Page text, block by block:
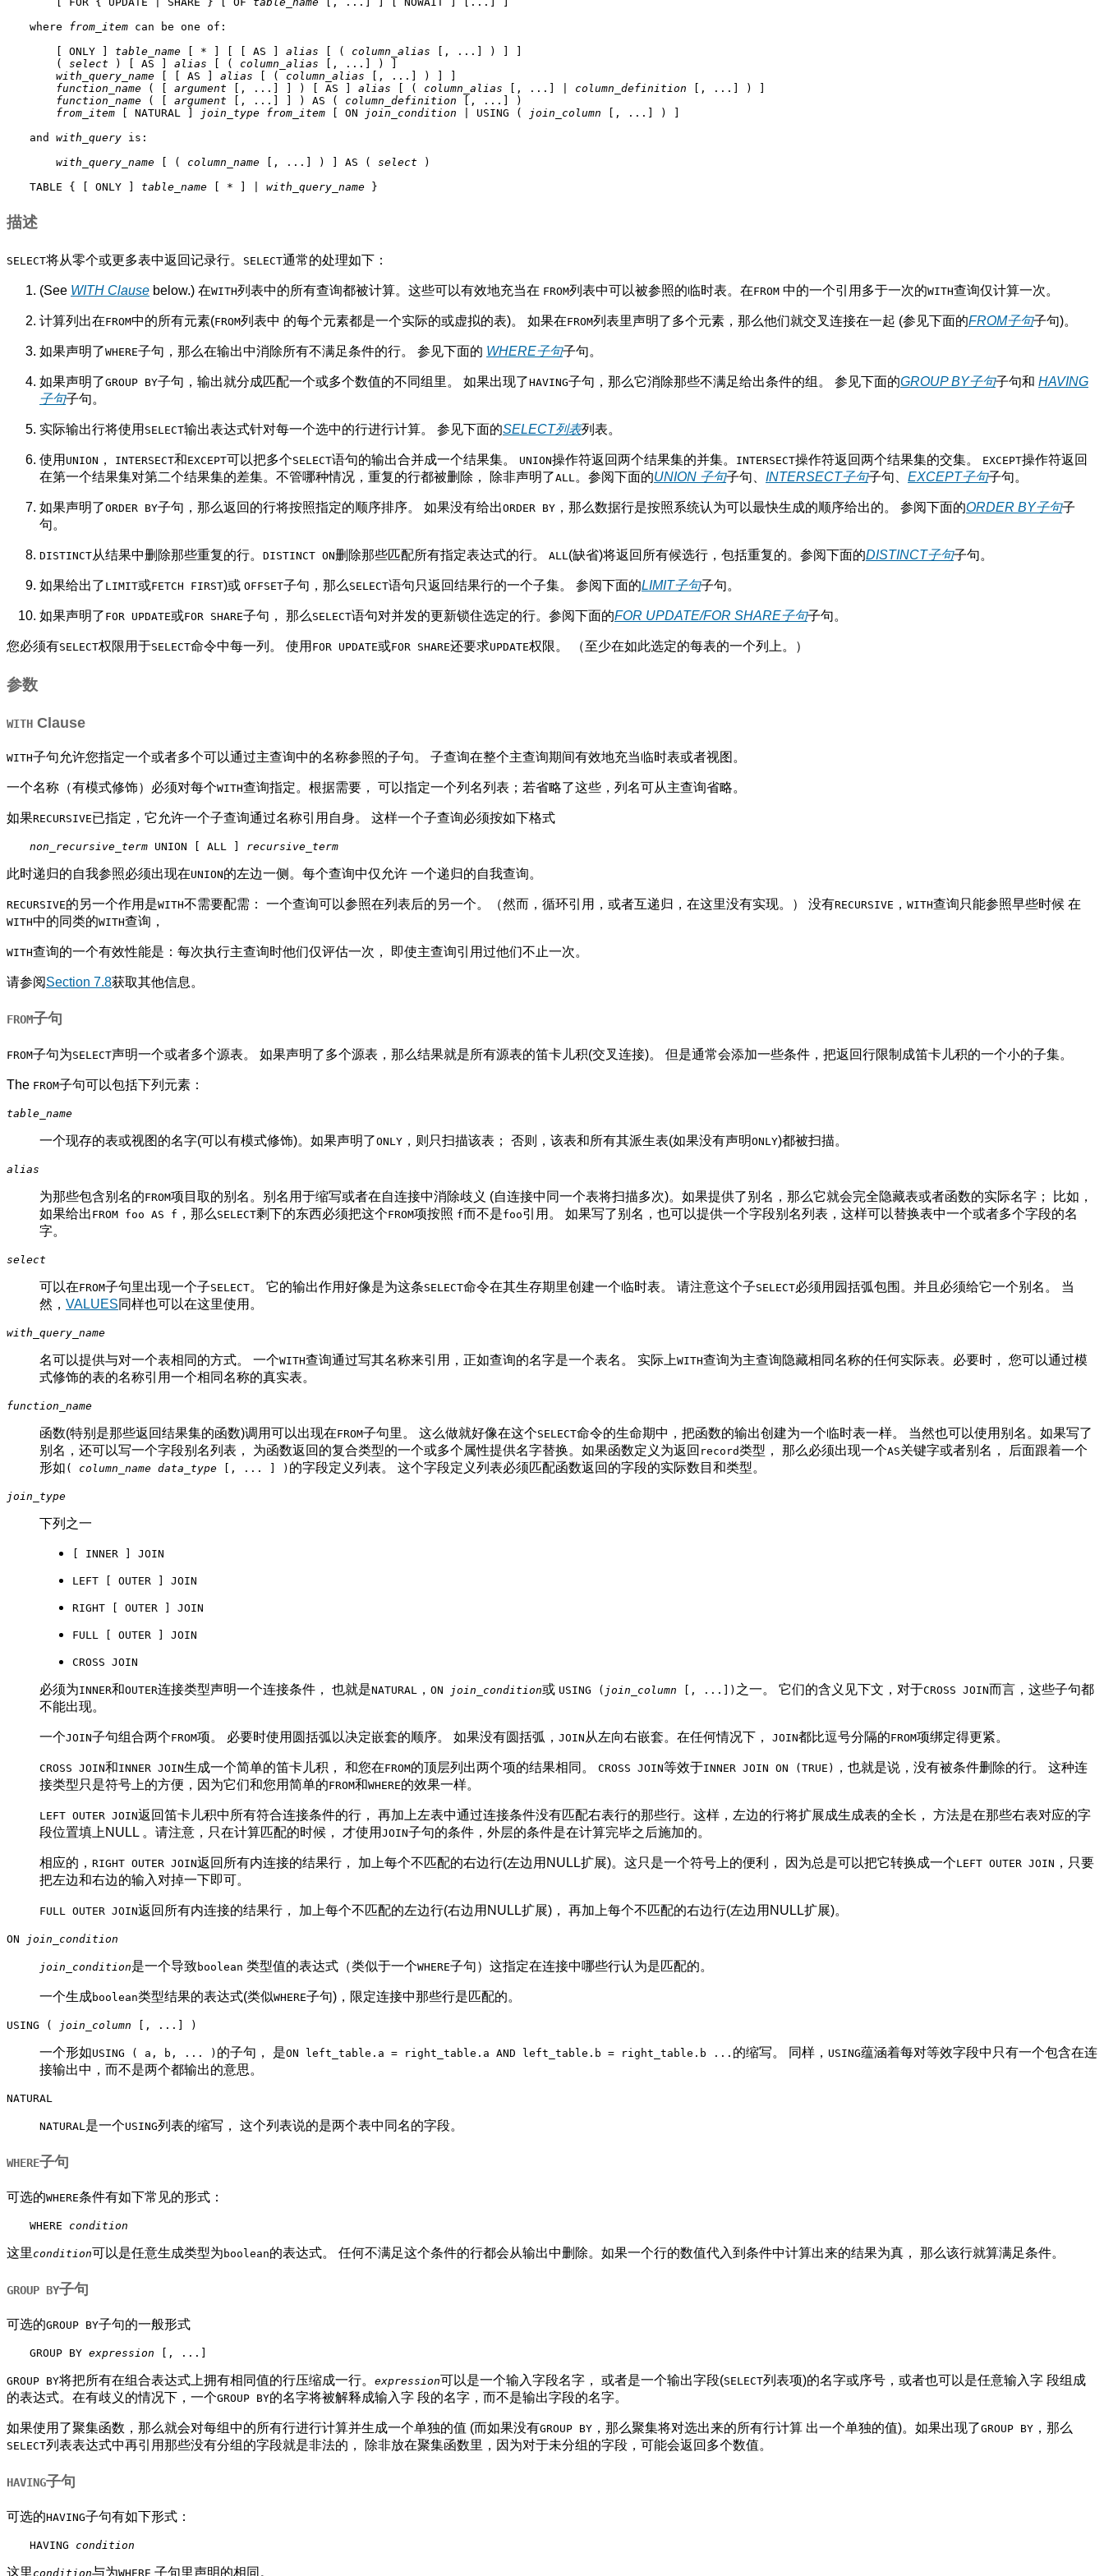
where from_item can be one of:
    [ ONLY ]
table_name [ * ] [ [ AS ] alias [ ( column_alias [, ...] ) ] ]
    (
select ) [ AS ] alias [ ( column_alias [, ...] ) ]
with_query_name [ [ AS ] alias [ ( column_alias [, ...] ) ] ]
function_name ( [ argument [, ...] ] ) [ AS ] alias [ ( column_alias [, ...] | column_definition [, ...] ) ]
function_name ( [ argument [, ...] ] ) AS ( column_definition [, ...] )
from_item [ NATURAL ] join_type from_item [ ON join_condition | USING ( join_column [, ...] ) ]
and with_query is:
with_query_name [ ( column_name [, ...] ) ] AS ( select )
TABLE { [ ONLY ] table_name [ * ] | with_query_name }
描述
SELECT将从零个或更多表中返回记录行。 SELECT通常的处理如下：
(See WITH Clause below.) 在WITH列表中的所有查询都被计算。这些可以有效地充当在 FROM列表中可以被参照的临时表。在FROM 中的一个引用多于一次的WITH查询仅计算一次。
计算列出在FROM中的所有元素(FROM列表中 的每个元素都是一个实际的或虚拟的表)。 如果在FROM列表里声明了多个元素，那么他们就交叉连接在一起 (参见下面的FROM子句子句)。
如果声明了WHERE子句，那么在输出中消除所有不满足条件的行。 参见下面的 WHERE子句子句。
如果声明了GROUP BY子句，输出就分成匹配一个或多个数值的不同组里。 如果出现了HAVING子句，那么它消除那些不满足给出条件的组。 参见下面的GROUP BY子句子句和 HAVING
子句子句。
实际输出行将使用 SELECT输出表达式针对每一个选中的行进行计算。 参见下面的SELECT列表列表。
使用 UNION ， INTERSECT和EXCEPT可以把多个SELECT语句的输出合并成一个结果集。 UNION操作符返回两个结果集的并集。 INTERSECT操作符返回两个结果集的交集。 EXCEPT操作符返回
在第一个结果集对第二个结果集的差集。不管哪种情况，重复的行都被删除， 除非声明了ALL。参阅下面的UNION 子句子句、 INTERSECT子句子句、 EXCEPT子句子句。
如果声明了ORDER BY子句，那么返回的行将按照指定的顺序排序。 如果没有给出ORDER BY ，那么数据行是按照系统认为可以最快生成的顺序给出的。 参阅下面的ORDER BY子句子
句。
DISTINCT从结果中删除那些重复的行。 DISTINCT ON删除那些匹配所有指定表达式的行。 ALL(缺省)将返回所有候选行，包括重复的。参阅下面的DISTINCT子句子句。
如果给出了 LIMIT或FETCH FIRST)或 OFFSET子句，那么 SELECT语句只返回结果行的一个子集。 参阅下面的LIMIT子句子句。
如果声明了 FOR UPDATE或FOR SHARE子句， 那么 SELECT语句对并发的更新锁住选定的行。参阅下面的FOR UPDATE/FOR SHARE子句子句。
您必须有SELECT权限用于SELECT命令中每一列。 使用 FOR UPDATE或FOR SHARE还要求UPDATE权限。 （至少在如此选定的每表的一个列上。）
参数
WITH Clause
WITH子句允许您指定一个或者多个可以通过主查询中的名称参照的子句。 子查询在整个主查询期间有效地充当临时表或者视图。
一个名称（有模式修饰）必须对每个WITH查询指定。根据需要， 可以指定一个列名列表；若省略了这些，列名可从主查询省略。
如果RECURSIVE已指定，它允许一个子查询通过名称引用自身。 这样一个子查询必须按如下格式
non_recursive_term UNION [ ALL ] recursive_term
此时递归的自我参照必须出现在UNION的左边一侧。每个查询中仅允许 一个递归的自我查询。
RECURSIVE的另一个作用是WITH不需要配需： 一个查询可以参照在列表后的另一个。（然而，循环引用，或者互递归，在这里没有实现。） 没有RECURSIVE ， WITH查询只能参照早些时候 在
WITH中的同类的WITH查询，
WITH查询的一个有效性能是：每次执行主查询时他们仅评估一次， 即使主查询引用过他们不止一次。
请参阅Section 7.8获取其他信息。
FROM子句
FROM子句为SELECT声明一个或者多个源表。 如果声明了多个源表，那么结果就是所有源表的笛卡儿积(交叉连接)。 但是通常会添加一些条件，把返回行限制成笛卡儿积的一个小的子集。
The FROM子句可以包括下列元素：
table_name
一个现存的表或视图的名字(可以有模式修饰)。如果声明了ONLY ，则只扫描该表； 否则，该表和所有其派生表(如果没有声明ONLY)都被扫描。
alias
为那些包含别名的FROM项目取的别名。别名用于缩写或者在自连接中消除歧义 (自连接中同一个表将扫描多次)。如果提供了别名，那么它就会完全隐藏表或者函数的实际名字； 比如，
如果给出 FROM foo AS f ，那么 SELECT剩下的东西必须把这个FROM项按照 f而不是foo引用。 如果写了别名，也可以提供一个字段别名列表，这样可以替换表中一个或者多个字段的名
字。
select
可以在FROM子句里出现一个子SELECT。 它的输出作用好像是为这条SELECT命令在其生存期里创建一个临时表。 请注意这个子SELECT必须用园括弧包围。并且必须给它一个别名。 当
然， VALUES同样也可以在这里使用。
with_query_name
名可以提供与对一个表相同的方式。 一个WITH查询通过写其名称来引用，正如查询的名字是一个表名。 实际上WITH查询为主查询隐藏相同名称的任何实际表。必要时， 您可以通过模
式修饰的表的名称引用一个相同名称的真实表。
function_name
函数(特别是那些返回结果集的函数)调用可以出现在FROM子句里。 这么做就好像在这个SELECT命令的生命期中，把函数的输出创建为一个临时表一样。 当然也可以使用别名。如果写了
别名，还可以写一个字段别名列表， 为函数返回的复合类型的一个或多个属性提供名字替换。如果函数定义为返回 record类型， 那么必须出现一个AS关键字或者别名， 后面跟着一个
形如 ( column_name data_type [ , ... ] ) 的字段定义列表。 这个字段定义列表必须匹配函数返回的字段的实际数目和类型。
join_type
下列之一
[ INNER ] JOIN
LEFT [ OUTER ] JOIN
RIGHT [ OUTER ] JOIN
FULL [ OUTER ] JOIN
CROSS JOIN
必须为INNER和OUTER连接类型声明一个连接条件， 也就是NATURAL ， ON join_condition或 USING ( join_column [, ...]) 之一。 它们的含义见下文，对于CROSS JOIN而言，这些子句都
不能出现。
一个JOIN子句组合两个FROM项。 必要时使用圆括弧以决定嵌套的顺序。 如果没有圆括弧， JOIN 从左向右嵌套。在任何情况下， JOIN都比逗号分隔的FROM项绑定得更紧。
CROSS JOIN和INNER JOIN生成一个简单的笛卡儿积， 和您在FROM的顶层列出两个项的结果相同。 CROSS JOIN等效于INNER JOIN ON (TRUE)
，也就是说，没有被条件删除的行。 这种连
接类型只是符号上的方便，因为它们和您用简单的FROM和WHERE的效果一样。
LEFT OUTER JOIN返回笛卡儿积中所有符合连接条件的行， 再加上左表中通过连接条件没有匹配右表行的那些行。这样，左边的行将扩展成生成表的全长， 方法是在那些右表对应的字
段位置填上NULL 。请注意，只在计算匹配的时候， 才使用 JOIN子句的条件，外层的条件是在计算完毕之后施加的。
相应的， RIGHT OUTER JOIN返回所有内连接的结果行， 加上每个不匹配的右边行(左边用NULL扩展)。这只是一个符号上的便利， 因为总是可以把它转换成一个LEFT OUTER JOIN ，只要
把左边和右边的输入对掉一下即可。
FULL OUTER JOIN返回所有内连接的结果行， 加上每个不匹配的左边行(右边用NULL扩展)， 再加上每个不匹配的右边行(左边用NULL扩展)。
ON join_condition
join_condition是一个导致boolean 类型值的表达式（类似于一个WHERE子句）这指定在连接中哪些行认为是匹配的。
一个生成boolean类型结果的表达式(类似WHERE子句)，限定连接中那些行是匹配的。
USING ( join_column [, ...] )
一个形如USING ( a, b, ... ) 的子句， 是ON left_table.a = right_table.a AND left_table.b = right_table.b ... 的缩写。 同样， USING蕴涵着每对等效字段中只有一个包含在连
接输出中，而不是两个都输出的意思。
NATURAL
NATURAL 是一个USING列表的缩写， 这个列表说的是两个表中同名的字段。
WHERE子句
可选的WHERE条件有如下常见的形式：
WHERE condition
这里 condition可以是任意生成类型为 boolean的表达式。 任何不满足这个条件的行都会从输出中删除。如果一个行的数值代入到条件中计算出来的结果为真， 那么该行就算满足条件。
GROUP BY子句
可选的GROUP BY子句的一般形式
GROUP BY expression [, ...]
GROUP BY将把所有在组合表达式上拥有相同值的行压缩成一行。 expression可以是一个输入字段名字， 或者是一个输出字段(SELECT列表项)的名字或序号，或者也可以是任意输入字 段组成
的表达式。在有歧义的情况下，一个GROUP BY的名字将被解释成输入字 段的名字，而不是输出字段的名字。
如果使用了聚集函数，那么就会对每组中的所有行进行计算并生成一个单独的值 (而如果没有GROUP BY ，那么聚集将对选出来的所有行计算 出一个单独的值)。如果出现了GROUP BY ，那么
SELECT列表表达式中再引用那些没有分组的字段就是非法的， 除非放在聚集函数里，因为对于未分组的字段，可能会返回多个数值。
HAVING子句
可选的HAVING子句有如下形式：
HAVING condition
这里 condition与为WHERE 子句里声明的相同。